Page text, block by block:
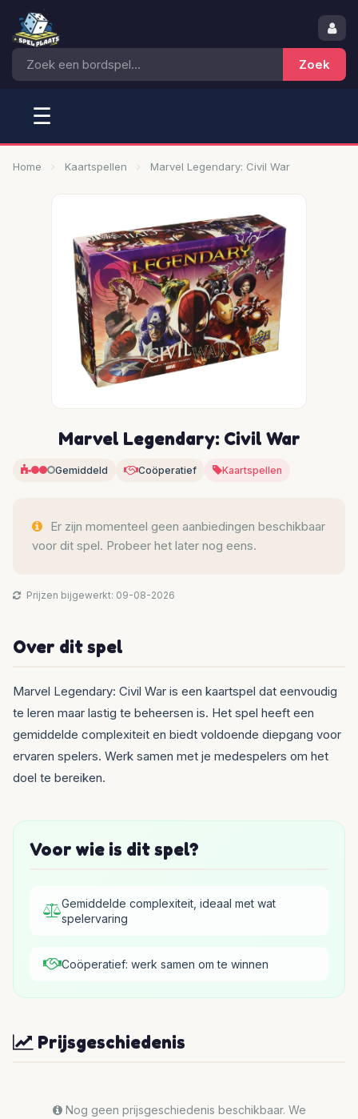
☰
Home Kaartspellen Marvel Legendary: Civil War
Marvel Legendary: Civil War
Gemiddeld Coöperatief Kaartspellen
Er zijn momenteel geen aanbiedingen beschikbaar
voor dit spel. Probeer het later nog eens.
Prijzen bijgewerkt: 09-08-2026
Over dit spel
Marvel Legendary: Civil War is een kaartspel dat eenvoudig
te leren maar lastig te beheersen is. Het spel heeft een
gemiddelde complexiteit en biedt voldoende diepgang voor
ervaren spelers. Werk samen met je medespelers om het
doel te bereiken.
Voor wie is dit spel?
Gemiddelde complexiteit, ideaal met wat
spelervaring
Coöperatief: werk samen om te winnen
Prijsgeschiedenis
Nog geen prijsgeschiedenis beschikbaar. We